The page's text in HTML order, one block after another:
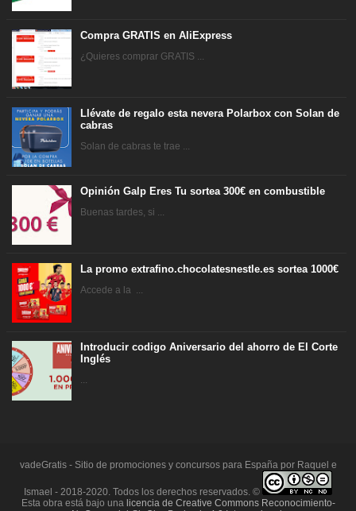
Compra GRATIS en AliExpress
¿Quieres comprar GRATIS ...
Llévate de regalo esta nevera Polarbox con Solan de
cabras
Solan de cabras te trae ...
Opinión Galp Eres Tu sortea 300€ en combustible
Buenas tardes, si ...
La promo extrafino.chocolatesnestle.es sortea 1000€
Accede a la ...
Introducir codigo Aniversario del ahorro de El Corte
Inglés
...
vadeGratis - Sitio de promociones y concursos para España por Raquel e
Ismael - 2018-2020. Todos los derechos reservados. ©
Esta obra está bajo una licencia de Creative Commons Reconocimiento-